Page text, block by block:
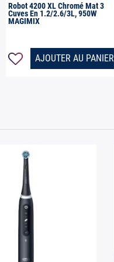
Robot 4200 XL Chromé Mat 3
Cuves En 1.2/2.6/3L, 950W
MAGIMIX
AJOUTER AU PANIER